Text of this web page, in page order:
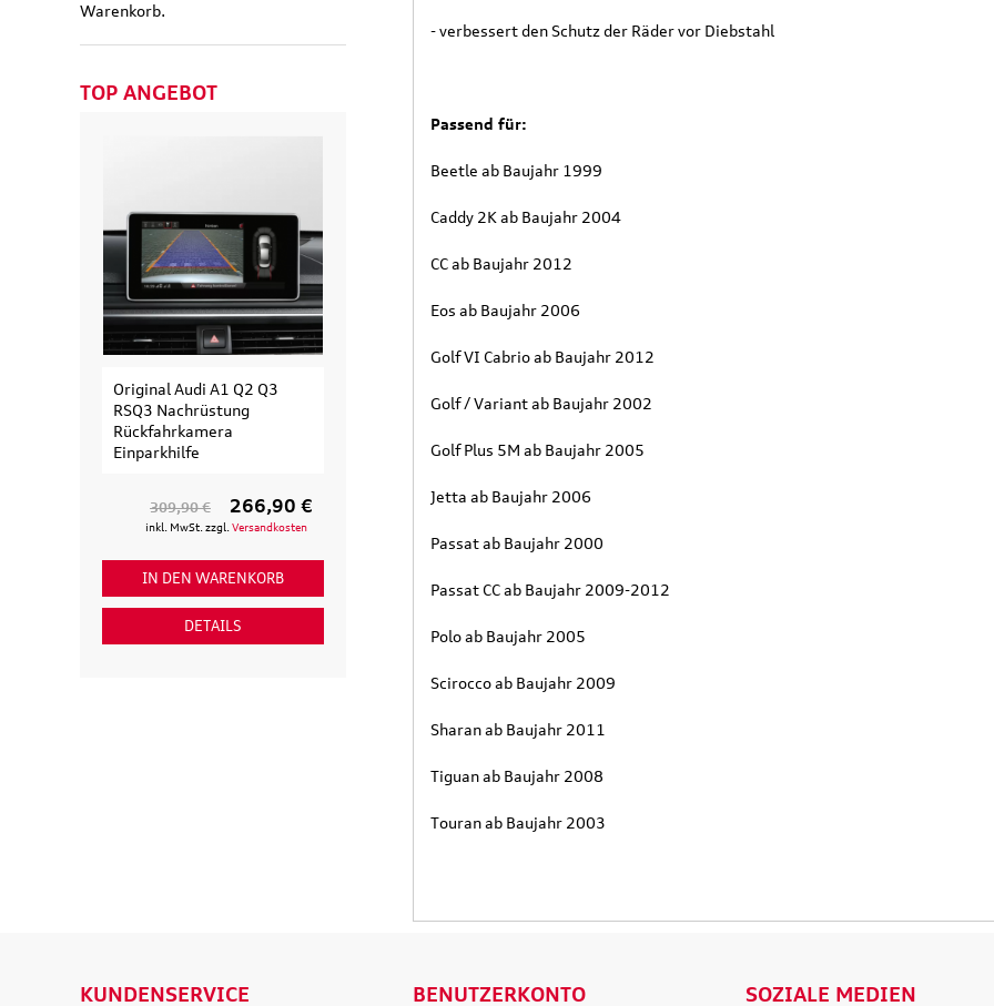
- verbessert den Schutz der Räder vor Diebstahl
Passend für:
Beetle ab Baujahr 1999
Caddy 2K ab Baujahr 2004
CC ab Baujahr 2012
Eos ab Baujahr 2006
Golf VI Cabrio ab Baujahr 2012
Golf / Variant ab Baujahr 2002
Golf Plus 5M ab Baujahr 2005
Jetta ab Baujahr 2006
Passat ab Baujahr 2000
Passat CC ab Baujahr 2009-2012
Polo ab Baujahr 2005
Scirocco ab Baujahr 2009
Sharan ab Baujahr 2011
Tiguan ab Baujahr 2008
Touran ab Baujahr 2003
Warenkorb.
TOP ANGEBOT
Original Audi A1 Q2 Q3
RSQ3 Nachrüstung
Rückfahrkamera
Einparkhilfe
309,90 € 266,90 €
inkl. MwSt. zzgl. Versandkosten
IN DEN WARENKORB
DETAILS
Erweiterungssatz
Fahrrad
154,90 € 135,90 €
Marderabwehr
KUNDENSERVICE BENUTZERKONTO SOZIALE MEDIEN